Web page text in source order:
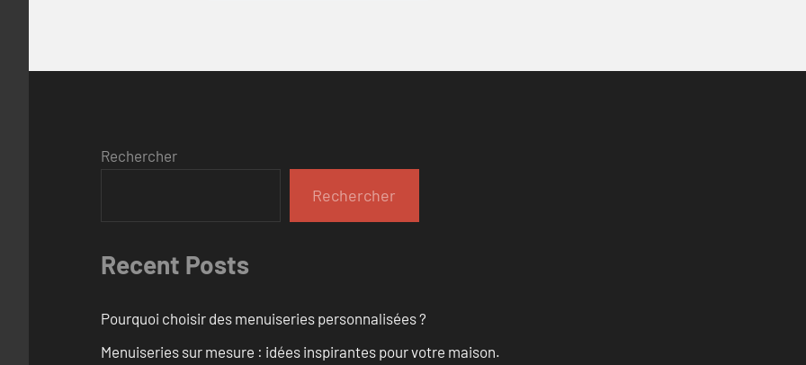
Rechercher
Rechercher
Recent Posts
Pourquoi choisir des menuiseries personnalisées ?
Menuiseries sur mesure : idées inspirantes pour votre maison.